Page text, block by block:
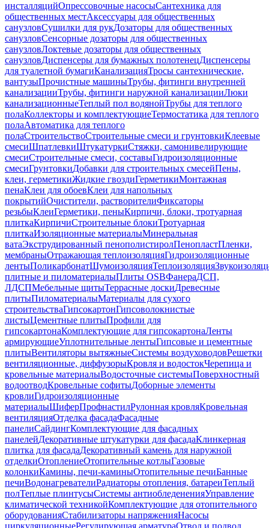
инсталляцийОпрессовочные насосыСантехника для
общественных местАксессуары для общественных
санузловСушилки для рукДозаторы для общественных
санузловСенсорные дозаторы для общественных
санузловЛоктевые дозаторы для общественных
санузловДиспенсеры для бумажных полотенецДиспенсеры
для туалетной бумагиКанализацияТросы сантехнические,
вантузыПрочистные машиныТрубы, фитинги внутренней
канализацииТрубы, фитинги наружной канализацииЛюки
канализационныеТеплый пол водянойТрубы для теплого
полаКоллекторы и комплектующиеТермостатика для теплого
полаАвтоматика для теплого
полаСтроительствоСтроительные смеси и грунтовкиКлеевые
смесиШпатлевкиШтукатуркиСтяжки, самонивелирующие
смесиСтроительные смеси, составыГидроизоляционные
смесиГрунтовкиДобавки для строительных смесейПены,
клеи, герметикиЖидкие гвоздиГерметикиМонтажная
пенаКлеи для обоевКлеи для напольных
покрытийОчистители, растворителиФиксаторы
резьбыКлеиГерметики, пеныКирпичи, блоки, тротуарная
плиткаКирпичиСтроительные блокиТротуарная
плиткаИзоляционные материалыМинеральная
ватаЭкструдированный пенополистиролПенопластПленки,
мембраныОтражающая теплоизоляцияГидроизоляционные
лентыПоликарбонатШумоизоляцияТеплоизоляция
плитные и пиломатериалыПлиты OSBФанераДСП,
ЛДСПМебельные щитыТеррасные доскиДревесные
плитыПиломатериалыМатериалы для сухого
строительстваГипсокартонГипсоволокнистые
листыЦементные плитыПрофили для
гипсокартонаКомплектующие для гипсокартонаЛенты
армирующиеУплотнительные лентыГипсовые и цементные
плитыВентиляторы вытяжныеСистемы воздуховодовРешетки
вентиляционные, диффузорыКровля и водостокЧерепица и
кровельные материалыВодосточные системыПоверхностный
водоотводКровельные софитыДоборные элементы
кровлиГидроизоляционные
материалыШиферПрофнастилРулонная кровляКровельная
вентиляцияОтделка фасадаФасадные
панелиСайдингКомплектующие для фасадных
панелейДекоративные штукатурки для фасадаКлинкерная
плитка для фасадаДекоративный камень для наружной
отделкиОтоплениеОтопительные котлыГазовые
колонкиКамины, печи-каминыОтопительные печиБанные
печиВодонагревателиРадиаторы отопления, батареиТеплый
полТеплые плинтусыСистемы антиобледененияУправление
климатической техникойКомплектующие для отопительного
оборудованияСтабилизаторы напряженияНасосы
циркуляционныеРегулирующая арматураОтвод и подвод